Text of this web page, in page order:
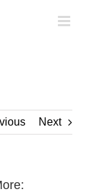
Next